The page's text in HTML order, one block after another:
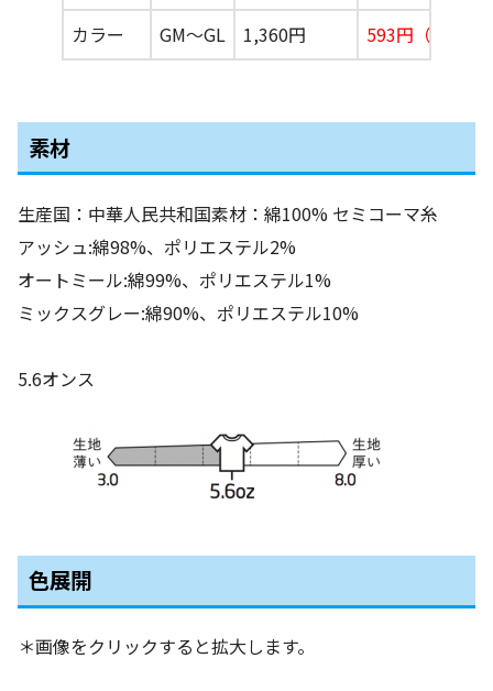
カラー
GM〜GL 1,360円 593円（税込
素材
生産国：中華人民共和国素材：綿100% セミコーマ糸
アッシュ:綿98%、ポリエステル2%
オートミール:綿99%、ポリエステル1%
ミックスグレー:綿90%、ポリエステル10%
5.6オンス
色展開
＊画像をクリックすると拡大します。